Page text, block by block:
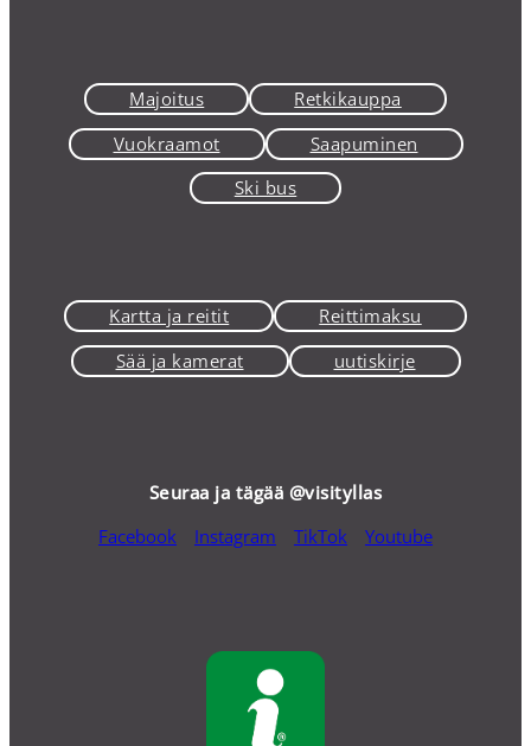
Majoitus
Retkikauppa
Vuokraamot
Saapuminen
Ski bus
Kartta ja reitit
Reittimaksu
Sää ja kamerat
uutiskirje
Seuraa ja tägää @visityllas
Facebook
Instagram TikTok Youtube